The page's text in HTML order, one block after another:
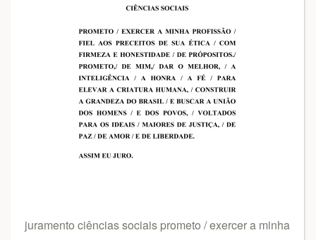
juramento ciências sociais prometo / exercer a minha